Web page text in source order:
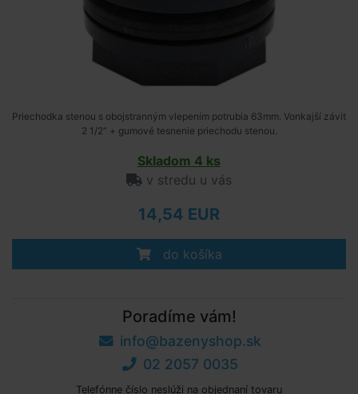
Priechodka stenou s obojstranným vlepením potrubia 63mm. Vonkajší závit
2 1/2“ + gumové tesnenie priechodu stenou.
Skladom 4 ks
v stredu u vás
14,54 EUR
do košíka
Poradíme vám!
info@bazenyshop.sk
02 2057 0035
Telefónne číslo neslúži na objednaní tovaru